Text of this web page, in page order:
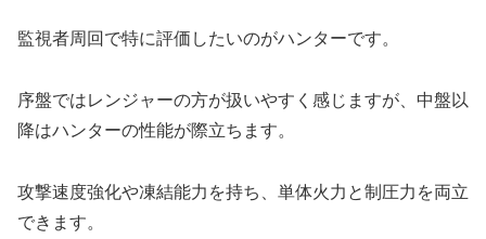
監視者周回で特に評価したいのがハンターです。
序盤ではレンジャーの方が扱いやすく感じますが、中盤以
降はハンターの性能が際立ちます。
攻撃速度強化や凍結能力を持ち、単体火力と制圧力を両立
できます。